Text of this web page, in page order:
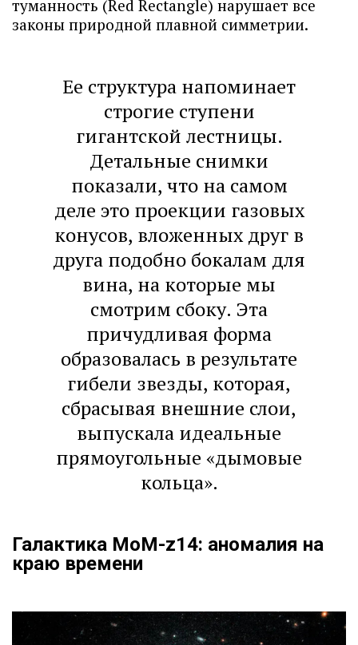
туманность (Red Rectangle) нарушает все
законы природной плавной симметрии.
Ее структура напоминает
строгие ступени
гигантской лестницы.
Детальные снимки
показали, что на самом
деле это проекции газовых
конусов, вложенных друг в
друга подобно бокалам для
вина, на которые мы
смотрим сбоку. Эта
причудливая форма
образовалась в результате
гибели звезды, которая,
сбрасывая внешние слои,
выпускала идеальные
прямоугольные «дымовые
кольца».
Галактика MoM-z14: аномалия на
краю времени